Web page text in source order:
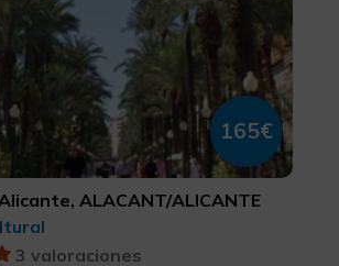
165€
ALACANT/ALICANTE
3 valoraciones